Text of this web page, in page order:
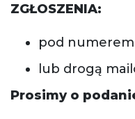
ZGŁOSZENIA:
pod numerem
lub drogą
Prosimy o